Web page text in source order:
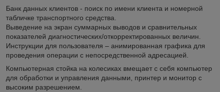
Банк данных клиентов - поиск по имени клиента и номерной
табличке транспортного средства.
Выведение на экран суммарных выводов и сравнительных
показателей диагностических/откорректированных величин.
Инструкции для пользователя – анимированная графика для
проведения операции с непосредственной адресацией.
Компьютерная стойка на колесиках вмещает с себя компьютер
для обработки и управления данными, принтер и монитор с
высоким разрешением.